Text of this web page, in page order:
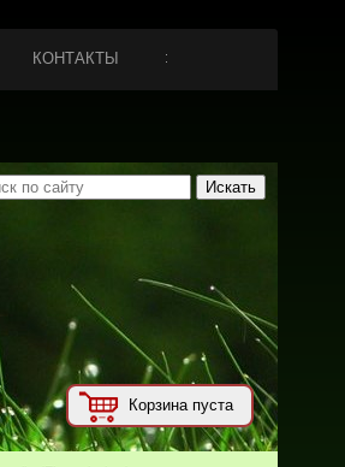
КОНТАКТЫ
Корзина пуста